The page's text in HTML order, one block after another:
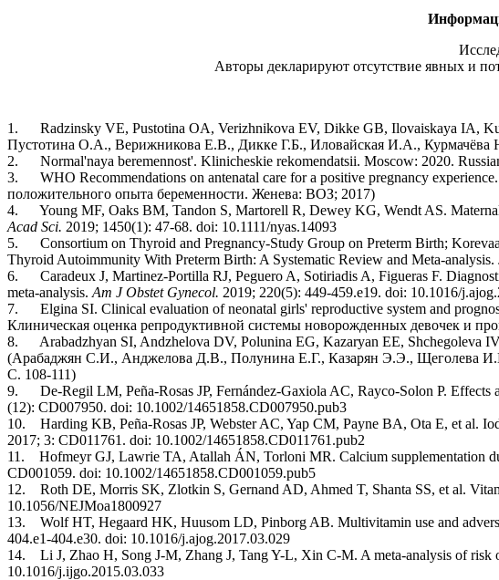
Авторы декларируют отсутствие явных и
1.
Radzinsky VE, Pustotina OA, Verizhnikova EV, Dikke GB, Ilovaiskaya IA,
Пустотина О.А., Верижникова Е.В., Дикке Г.Б., Иловайская И.А., Курмачёва
2.
Normal'naya beremennost'. Klinicheskie rekomendatsii. Moscow: 2020.
3. WHO Recommendations on antenatal care for a positive pregnancy experience.
положительного опыта беременности. Женева: ВОЗ; 2017)
4. Young MF, Oaks BM, Tandon S, Martorell R, Dewey KG, Wendt AS. Maternal
Acad Sci. 2019; 1450(1): 47-68. doi: 10.1111/nyas.14093
5. Consortium on Thyroid and Pregnancy-Study Group on Preterm Birth;
Thyroid Autoimmunity With Preterm Birth: A Systematic Review and Meta-analysis.
6. Caradeux J, Martinez-Portilla RJ, Peguero A, Sotiriadis A, Figueras F.
meta-analysis. Am J Obstet Gynecol. 2019; 220(5): 449-459.e19. doi: 10.1016/
7. Elgina SI. Clinical evaluation of neonatal girls' reproductive system and
Клиническая оценка репродуктивной системы новорожденных девочек и
8. Arabadzhyan SI, Andzhelova DV, Polunina EG, Kazaryan EE, Shchegoleva
(Арабаджян С.И., Анджелова Д.В., Полунина Е.Г., Казарян Э.Э., Щеголева
С. 108-111)
9. De-Regil LM, Peña-Rosas JP, Fernández-Gaxiola AC, Rayco-Solon P. Effects
(12): CD007950. doi: 10.1002/14651858.CD007950.pub3
10. Harding KB, Peña-Rosas JP, Webster AC, Yap CM, Payne BA, Ota E, et al.
2017; 3: CD011761. doi: 10.1002/14651858.CD011761.pub2
11. Hofmeyr GJ, Lawrie TA, Atallah ÁN, Torloni MR. Calcium supplementation
CD001059. doi: 10.1002/14651858.CD001059.pub5
12. Roth DE, Morris SK, Zlotkin S, Gernand AD, Ahmed T, Shanta SS, et al.
10.1056/NEJMoa1800927
13. Wolf HT, Hegaard HK, Huusom LD, Pinborg AB. Multivitamin use and
404.e1-404.e30. doi: 10.1016/j.ajog.2017.03.029
14. Li J, Zhao H, Song J-M, Zhang J, Tang Y-L, Xin C-M. A meta-analysis of risk
10.1016/j.ijgo.2015.03.033